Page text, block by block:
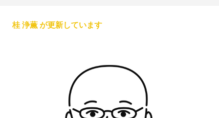
桂 浄薫 が更新しています